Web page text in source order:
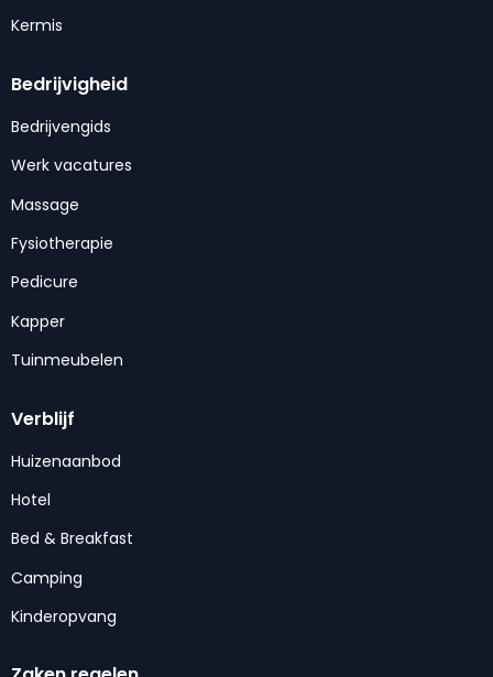
Kermis
Bedrijvigheid
Bedrijvengids
Werk vacatures
Massage
Fysiotherapie
Pedicure
Kapper
Tuinmeubelen
Verblijf
Huizenaanbod
Hotel
Bed & Breakfast
Camping
Kinderopvang